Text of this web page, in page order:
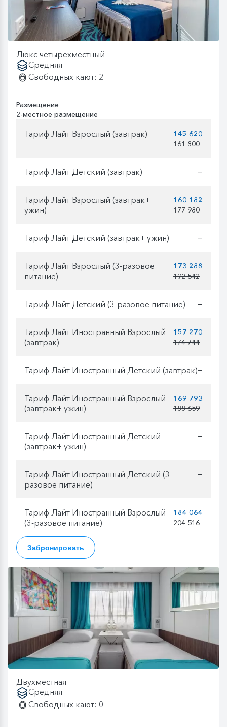
Люкс четырехместный
Средняя
Свободных кают: 2
Размещение
2-местное размещение
Тариф Лайт Взрослый (завтрак)
145 620
161 800
Тариф Лайт Детский (завтрак) —
Тариф Лайт Взрослый (завтрак+
ужин)
160 182
177 980
Тариф Лайт Детский (завтрак+ ужин) —
Тариф Лайт Взрослый (3-разовое
питание)
173 288
192 542
Тариф Лайт Детский (3-разовое питание) —
Тариф Лайт Иностранный Взрослый
(завтрак)
157 270
174 744
Тариф Лайт Иностранный Детский (завтрак)—
Тариф Лайт Иностранный Взрослый
(завтрак+ ужин)
169 793
188 659
Тариф Лайт Иностранный Детский
(завтрак+ ужин)
—
Тариф Лайт Иностранный Детский (3-
разовое питание)
—
Тариф Лайт Иностранный Взрослый
(3-разовое питание)
184 064
204 516
Забронировать
Двухместная
Средняя
Свободных кают: 0